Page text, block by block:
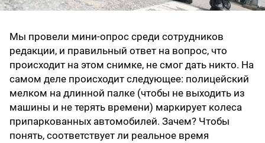
Мы провели мини-опрос среди сотрудников
редакции, и правильный ответ на вопрос, что
происходит на этом снимке, не смог дать никто. На
самом деле происходит следующее: полицейский
мелком на длинной палке (чтобы не выходить из
машины и не терять времени) маркирует колеса
припаркованных автомобилей. Зачем? Чтобы
понять, соответствует ли реальное время